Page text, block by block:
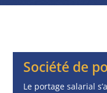
Société de
Le portage salarial